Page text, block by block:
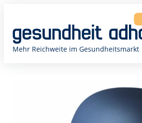
springen
Mehr Reichweite im Gesundheitsmarkt